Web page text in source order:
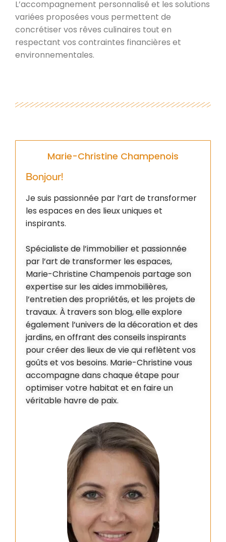
L’accompagnement personnalisé et les solutions
variées proposées vous permettent de
concrétiser vos rêves culinaires tout en
respectant vos contraintes financières et
environnementales.
Marie-Christine Champenois
Bonjour!
Je suis passionnée par l’art de transformer
les espaces en des lieux uniques et
inspirants.
Spécialiste de l’immobilier et passionnée
par l’art de transformer les espaces,
Marie-Christine Champenois partage son
expertise sur les aides immobilières,
l’entretien des propriétés, et les projets de
travaux. À travers son blog, elle explore
également l’univers de la décoration et des
jardins, en offrant des conseils inspirants
pour créer des lieux de vie qui reflètent vos
goûts et vos besoins. Marie-Christine vous
accompagne dans chaque étape pour
optimiser votre habitat et en faire un
véritable havre de paix.